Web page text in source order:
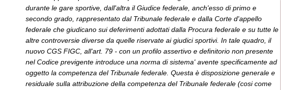
durante le gare sportive, dall'altra il Giudice federale, anch'esso di primo e
secondo grado, rappresentato dal Tribunale federale e dalla Corte d'appello
federale che giudicano sui deferimenti adottati dalla Procura federale e su tutte le
altre controversie diverse da quelle riservate ai giudici sportivi. In tale quadro, il
nuovo CGS FIGC, all'art. 79 - con un profilo assertivo e definitorio non presente
nel Codice previgente introduce una norma di sistema' avente specificamente ad
oggetto la competenza del Tribunale federale. Questa è disposizione generale e
residuale sulla attribuzione della competenza del Tribunale federale (cosi come